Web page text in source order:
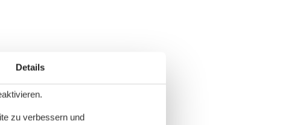
Details
zu verbessern und